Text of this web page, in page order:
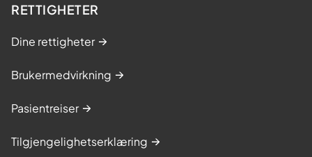
RETTIGHETER
Dine rettigheter
Brukermedvirkning
Pasientreiser
Tilgjengelighetserklæring